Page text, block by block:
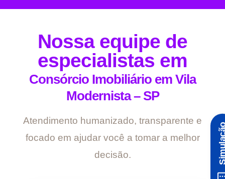
Nossa equipe de
especialistas em
Consórcio Imobiliário em Vila
Modernista – SP
Atendimento humanizado, transparente e
focado em ajudar você a tomar a melhor
decisão.